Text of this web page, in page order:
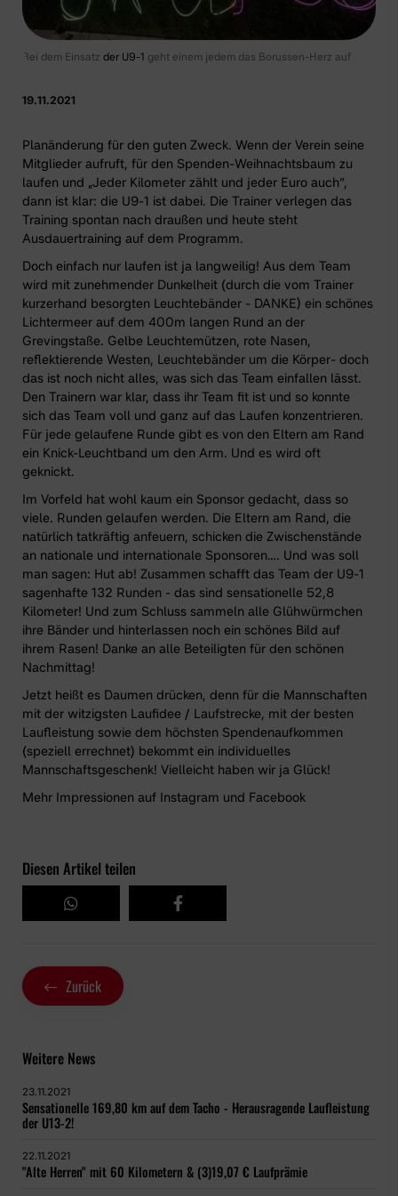
Bei dem Einsatz der U9-1 geht einem jedem das Borussen-Herz auf
19.11.2021
Planänderung für den guten Zweck. Wenn der Verein seine
Mitglieder aufruft, für den Spenden-Weihnachtsbaum zu
laufen und „Jeder Kilometer zählt und jeder Euro auch“,
dann ist klar: die U9-1 ist dabei. Die Trainer verlegen das
Training spontan nach draußen und heute steht
Ausdauertraining auf dem Programm.
Doch einfach nur laufen ist ja langweilig! Aus dem Team
wird mit zunehmender Dunkelheit (durch die vom Trainer
kurzerhand besorgten Leuchtebänder - DANKE) ein schönes
Lichtermeer auf dem 400m langen Rund an der
Grevingstaße. Gelbe Leuchtemützen, rote Nasen,
reflektierende Westen, Leuchtebänder um die Körper- doch
das ist noch nicht alles, was sich das Team einfallen lässt.
Den Trainern war klar, dass ihr Team fit ist und so konnte
sich das Team voll und ganz auf das Laufen konzentrieren.
Für jede gelaufene Runde gibt es von den Eltern am Rand
ein Knick-Leuchtband um den Arm. Und es wird oft
geknickt.
Im Vorfeld hat wohl kaum ein Sponsor gedacht, dass so
viele. Runden gelaufen werden. Die Eltern am Rand, die
natürlich tatkräftig anfeuern, schicken die Zwischenstände
an nationale und internationale Sponsoren…. Und was soll
man sagen: Hut ab! Zusammen schafft das Team der U9-1
sagenhafte 132 Runden - das sind sensationelle 52,8
Kilometer! Und zum Schluss sammeln alle Glühwürmchen
ihre Bänder und hinterlassen noch ein schönes Bild auf
ihrem Rasen! Danke an alle Beteiligten für den schönen
Nachmittag!
Jetzt heißt es Daumen drücken, denn für die Mannschaften
mit der witzigsten Laufidee / Laufstrecke, mit der besten
Laufleistung sowie dem höchsten Spendenaufkommen
(speziell errechnet) bekommt ein individuelles
Mannschaftsgeschenk! Vielleicht haben wir ja Glück!
Mehr Impressionen auf Instagram und Facebook
Diesen Artikel teilen
Zurück
Weitere News
23.11.2021
Sensationelle 169,80 km auf dem Tacho - Herausragende Laufleistung
der U13-2!
22.11.2021
"Alte Herren" mit 60 Kilometern & (3)19,07 € Laufprämie